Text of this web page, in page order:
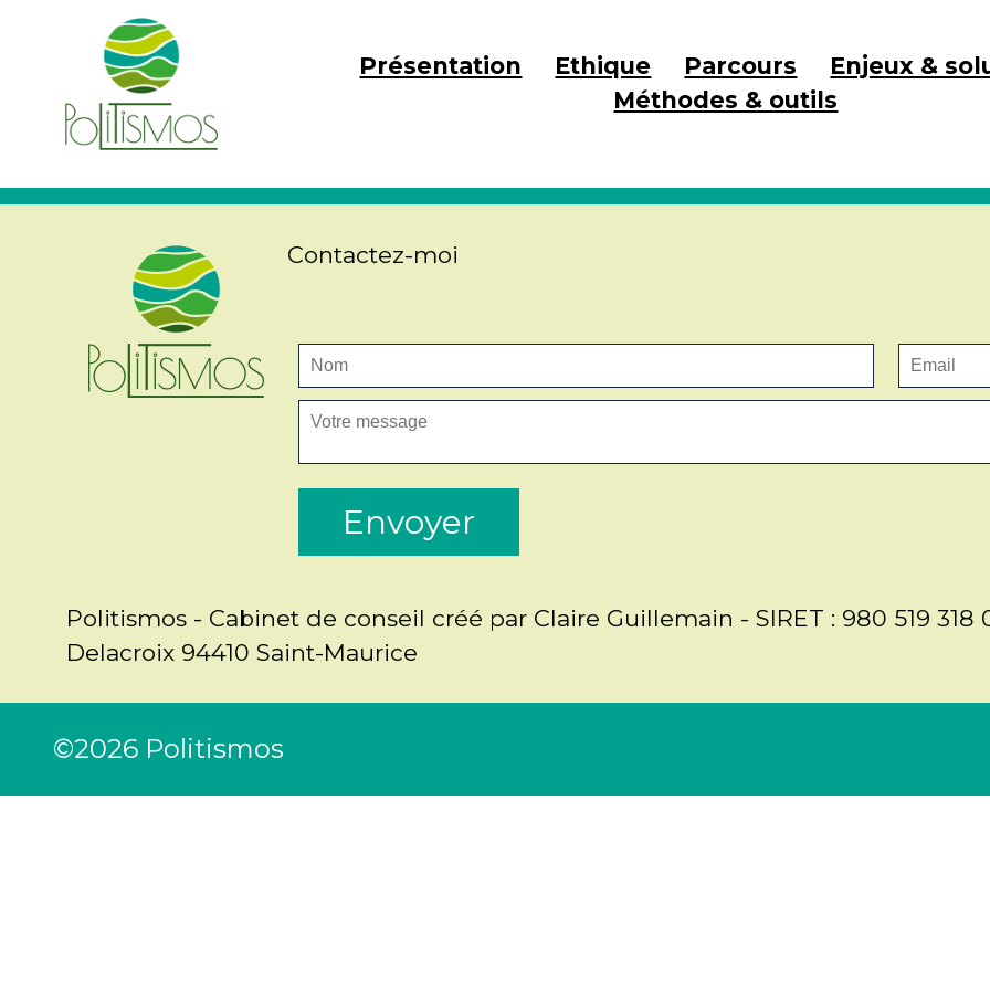
Présentation Ethique Parcours
Enjeux &
Méthodes & outils
Contactez-moi
Envoyer
Politismos - Cabinet de conseil créé par Claire Guillemain - SIRET : 980 519 318
Delacroix 94410 Saint-Maurice
©2026 Politismos